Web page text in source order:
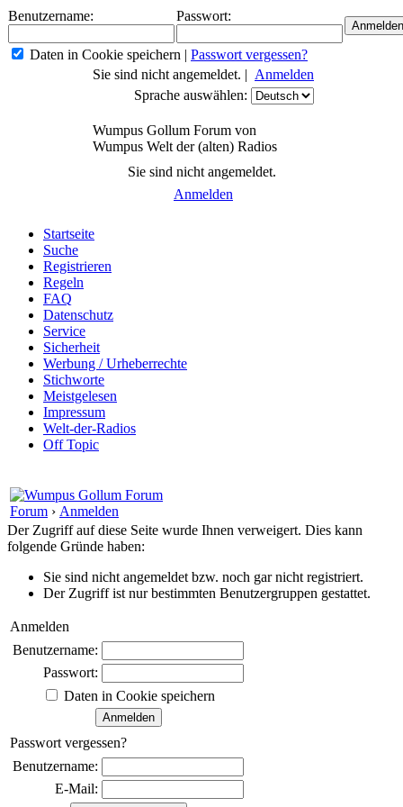
Benutzername: Passwort:
Daten in Cookie speichern | Passwort vergessen?
Sie sind nicht angemeldet. | Anmelden
Sprache auswählen:
Wumpus Gollum Forum von
Wumpus Welt der (alten) Radios
Sie sind nicht angemeldet.
Anmelden
Startseite
Suche
Registrieren
Regeln
FAQ
Datenschutz
Service
Sicherheit
Werbung / Urheberrechte
Stichworte
Meistgelesen
Impressum
Welt-der-Radios
Off Topic
Forum › Anmelden
Der Zugriff auf diese Seite wurde Ihnen verweigert. Dies kann
folgende Gründe haben:
Sie sind nicht angemeldet bzw. noch gar nicht registriert.
Der Zugriff ist nur bestimmten Benutzergruppen gestattet.
Anmelden
Benutzername:
Passwort:
Daten in Cookie speichern
Passwort vergessen?
Benutzername:
E-Mail: